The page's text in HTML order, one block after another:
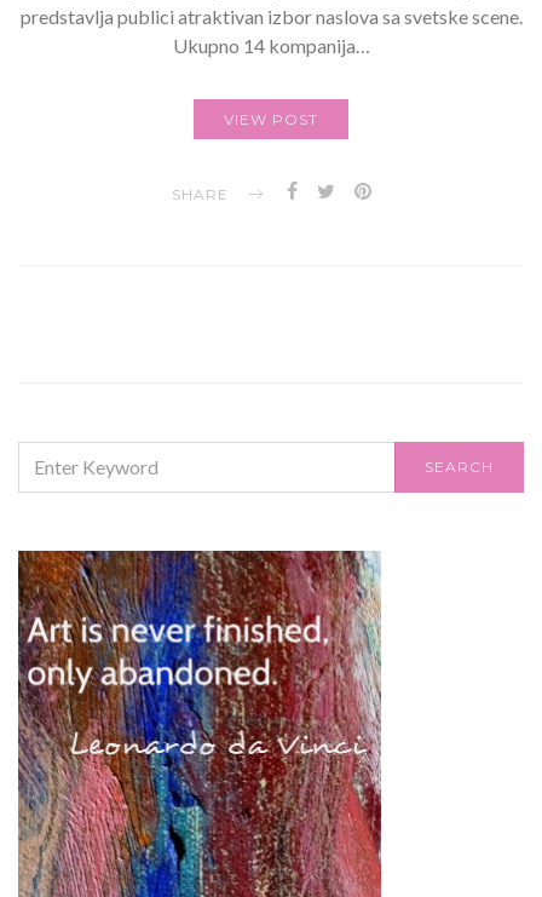
predstavlja publici atraktivan izbor naslova sa svetske scene.
Ukupno 14 kompanija…
VIEW POST
SHARE
FOR:
SEARCH